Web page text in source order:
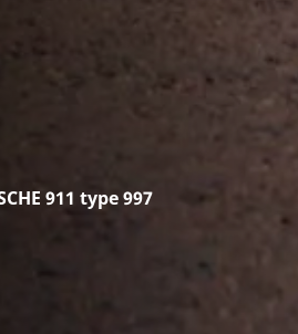
911 type 997